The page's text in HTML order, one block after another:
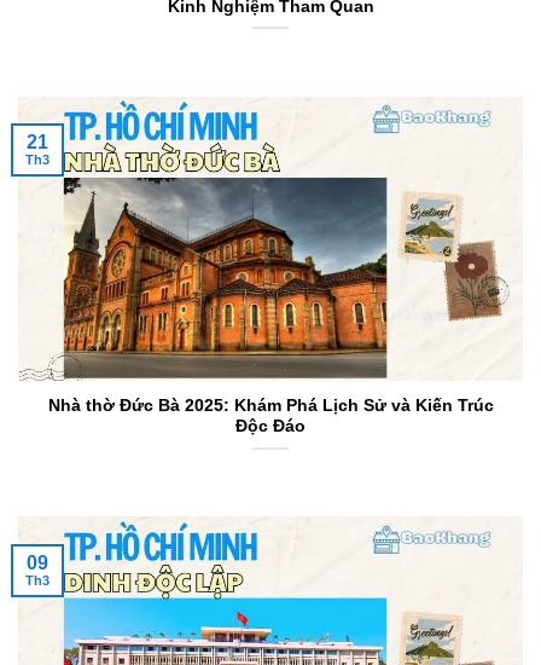
Kinh Nghiệm Tham Quan
Nhà thờ Đức Bà 2025: Khám Phá Lịch Sử và Kiến Trúc
Độc Đáo
21
Th3
09
Th3